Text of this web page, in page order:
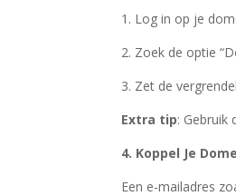
1. Log in op je
2. Zoek de optie
3. Zet de
Extra tip: Gebruik
4. Koppel Je
Een e-mailadres